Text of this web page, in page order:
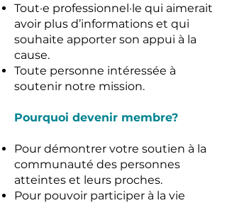
Tout·e professionnel·le qui aimerait
avoir plus d’informations et qui
souhaite apporter son appui à la
cause.
Toute personne intéressée à
soutenir notre mission.
Pourquoi devenir membre?
Pour démontrer votre soutien à la
communauté des personnes
atteintes et leurs proches.
Pour pouvoir participer à la vie